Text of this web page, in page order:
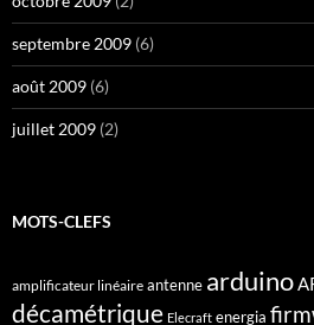
septembre 2009 (6)
août 2009 (6)
juillet 2009 (2)
MOTS-CLEFS
amplificateur linéaire antenne arduino
décamétrique Elecraft energia